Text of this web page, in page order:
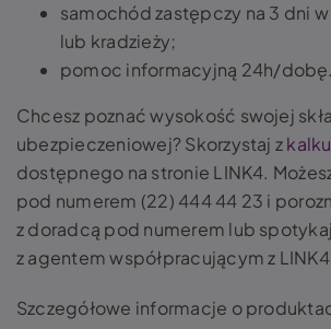
samochód zastępczy na 3 dni
lub kradzieży;
pomoc informacyjną 24h/dobę.
Chcesz poznać wysokość swojej
ubezpieczeniowej? Skorzystaj z
dostępnego na stronie LINK4.
pod numerem (22) 444 44 23 i
z doradcą pod numerem lub
z agentem współpracującym z
Szczegółowe informacje o